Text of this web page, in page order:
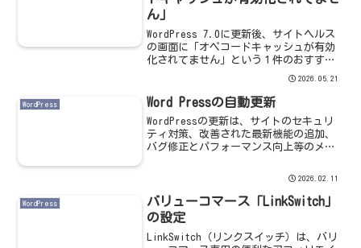
ん」
WordPress 7.0に更新後、サイトヘルス
の画面に「オペコードキャッシュが有効
化されてません」という１件のおすすめ
の改善が表示されました。サイトヘルス
の改善項目詳細を確認すると、「オペコ
ードキャッシュはプリコンパイル済みス
クリプトのバ...
2026.05.21
WordPress Word Pressの自動更新
WordPressの更新は、サイトのセキュリ
ティ対策、改善された最新機能の追加、
バグ修正とパフォーマンス向上等のメリ
ートする必要があります。アップデート
有無の確認方法WordPressのダッシュボ
ードの「...
2026.02.11
WordPress
バリューコマース「LinkSwitch」
の設定
LinkSwitch（リンクスイッチ）は、バリ